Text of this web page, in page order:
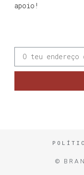
apoio!
©